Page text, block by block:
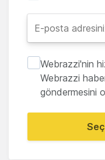
Webrazzi'nin
Webrazzi
göndermesini